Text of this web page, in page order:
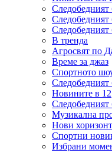
Следобедният
Следобедният
В тренда
Агросвят по
Време за джаз
Спортното
Следобедният
Новините в 12
Следобедният
Музикална
Нови
Спортни
Избрани